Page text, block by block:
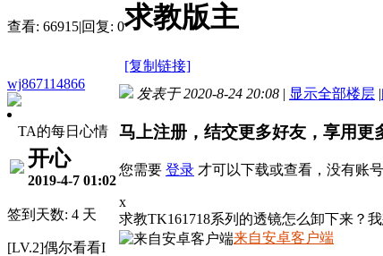
查看: 66915|回复: 0求教版主
[复制链接]
wj867114866
TA的每日心情
开心
2019-4-7 01:02
签到天数: 4 天
[LV.2]偶尔看看I
发表于 2020-8-24 20:08 | 显示全部楼层 |
马上注册，结交更多好友，享用更
您需要 登录 才可以下载或查看，没有账
x
求教TK161718系列的透镜怎么卸下来？
来自安卓客户端